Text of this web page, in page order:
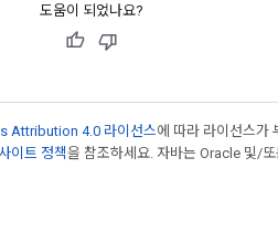
도움이 되었나요?
Attribution 4.0 라이선스에 따라 라이선스가
이트 정책을 참조하세요. 자바는 Oracle 및/